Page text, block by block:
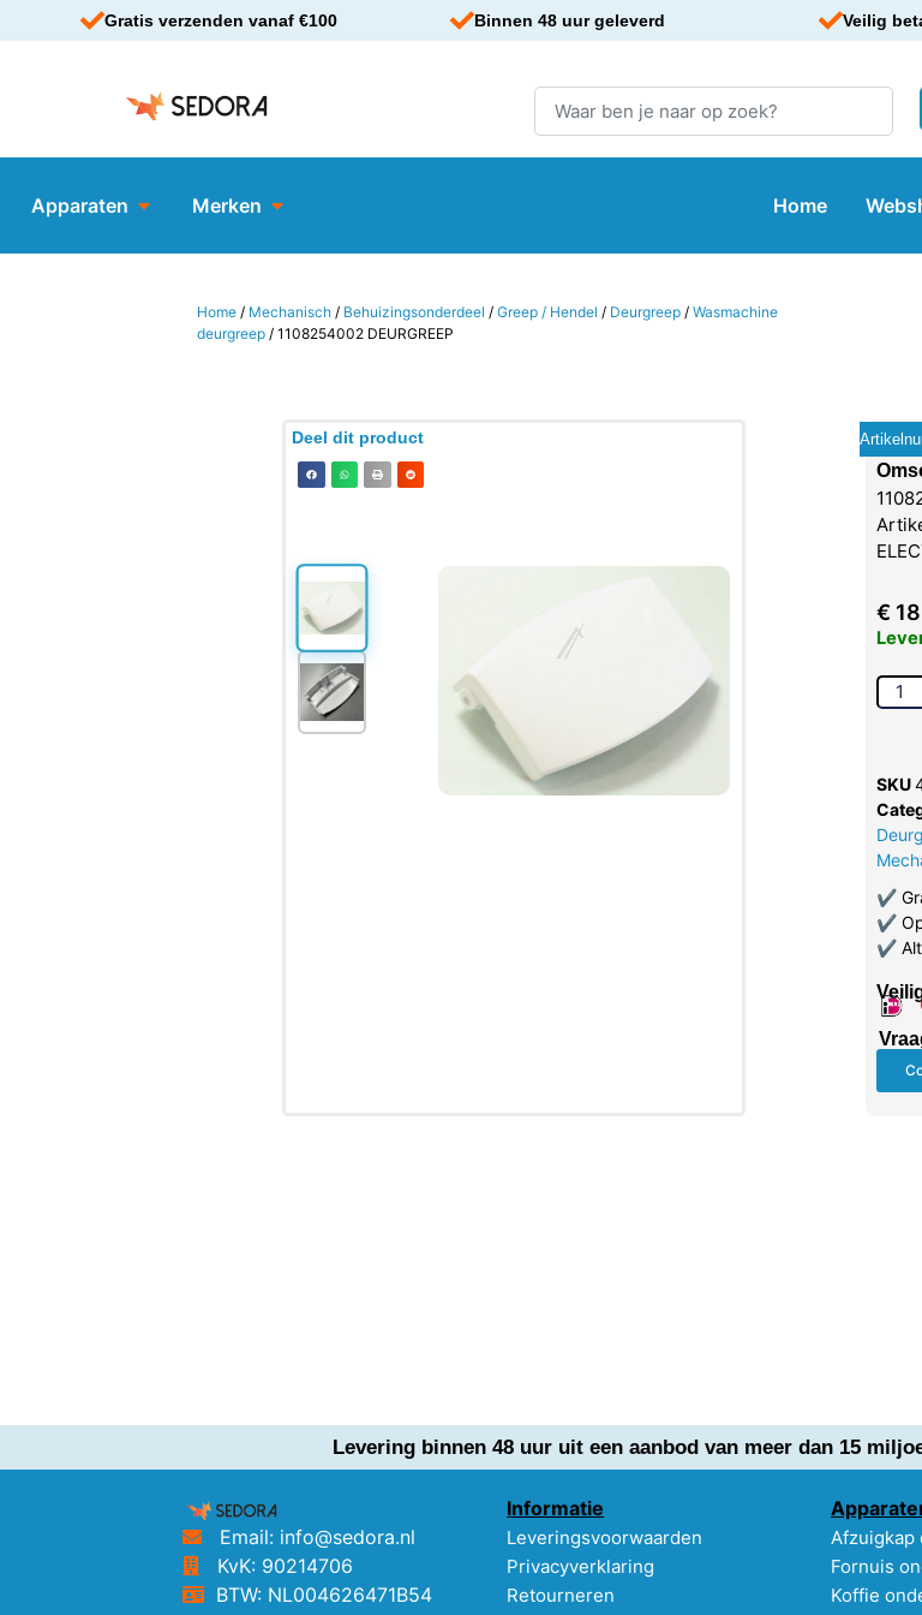
Gratis verzenden vanaf €100 Binnen 48 uur geleverd Veilig
Apparaten Merken Home
Home / Mechanisch / Behuizingsonderdeel /Greep / Hendel / Deurgreep /Wasmachine
deurgreep / 1108254002 DEURGREEP
Deel dit product
€
SKU
✔
✔
✔
Levering binnen 48 uur uit een aanbod van meer dan 15
Email: info@sedora.nl
KvK: 90214706
BTW: NL004626471B54
Informatie
Leveringsvoorwaarden
Privacyverklaring
Retourneren
Afzuigkap
Fornuis
Koffie